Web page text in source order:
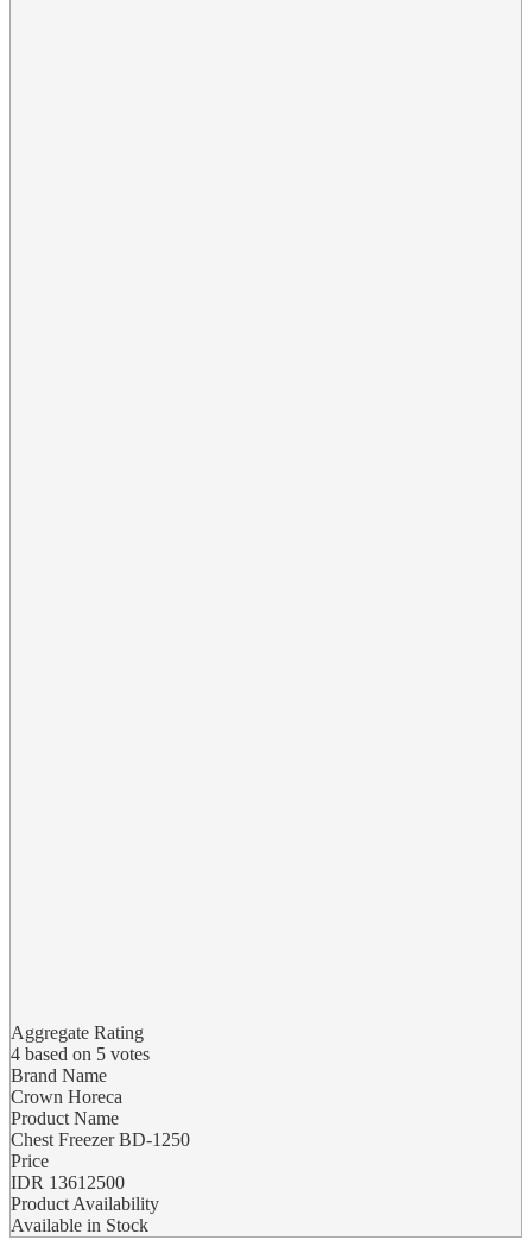
Aggregate Rating
4 based on 5 votes
Brand Name
Crown Horeca
Product Name
Chest Freezer BD-1250
Price
IDR 13612500
Product Availability
Available in Stock